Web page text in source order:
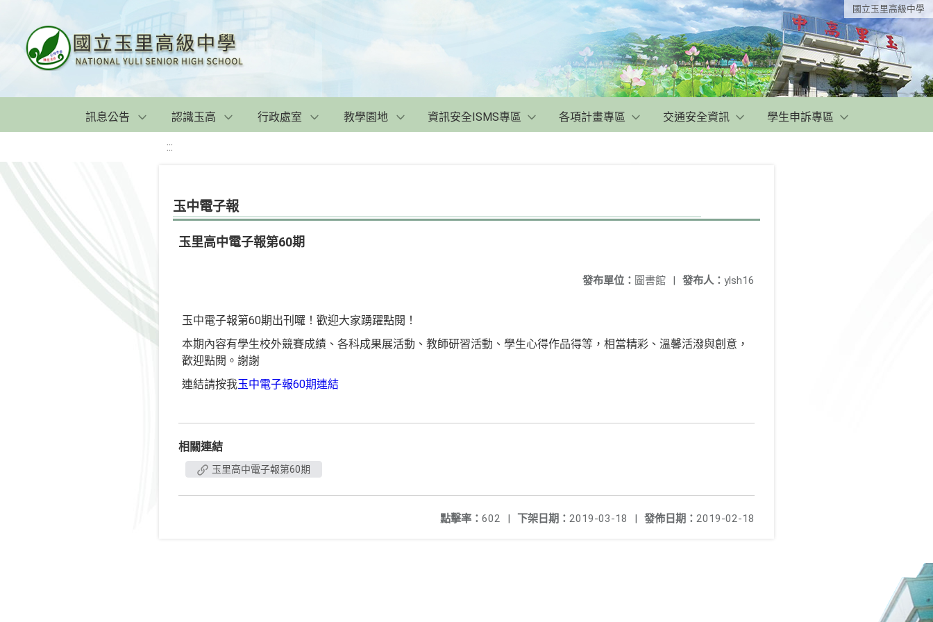
國立玉里高級中學
訊息公告 認識玉高 行政處室 教學園地 資訊安全ISMS專區 各項計畫專區 交通安全資訊 學生申訴專區
:::
玉中電子報
玉里高中電子報第60期
發布人： ylsh16
發布單位： 圖書館 |
玉中電子報第60期出刊囉！歡迎大家踴躍點閱！
本期內容有學生校外競賽成績、各科成果展活動、教師研習活動、學生心得作品得等，相當精彩、溫馨活潑與創意，
歡迎點閱。謝謝
連結請按我玉中電子報60期連結
相關連結
玉里高中電子報第60期
發佈日期： 2019-02-18
下架日期： 2019-03-18 |
點擊率： 602 |